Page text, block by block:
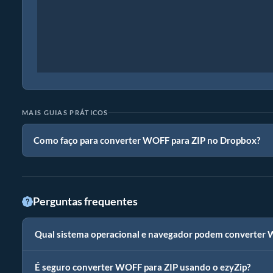
MAIS GUIAS PRÁTICOS
Como faço para converter WOFF para ZIP no Dropbox?
Perguntas frequentes
Qual sistema operacional e navegador podem converter
É seguro converter WOFF para ZIP usando o ezyZip?